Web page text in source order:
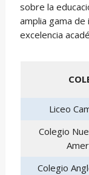
sobre la
amplia gama
excelencia
Liceo
Colegio
Colegio